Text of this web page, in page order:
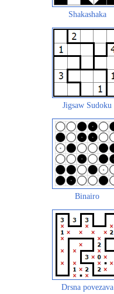
Shakashaka
Jigsaw Sudoku
Binairo
Drsna povezava